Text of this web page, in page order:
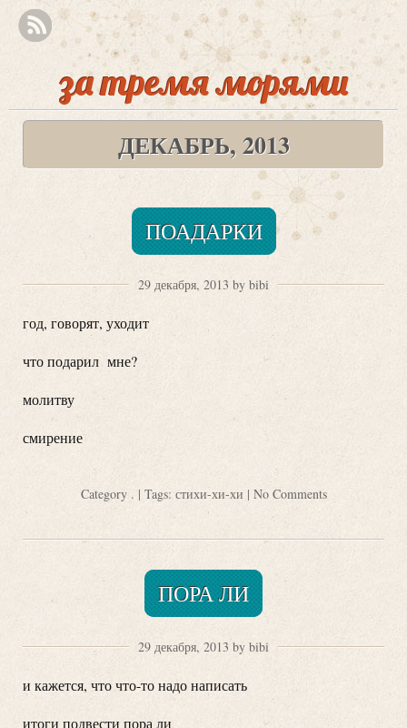
за тремя морями
ДЕКАБРЬ, 2013
ПОАДАРКИ
29 декабря, 2013 by bibi
год, говорят, уходит
что подарил мне?
молитву
смирение
Category . | Tags: стихи-хи-хи | No Comments
ПОРА ЛИ
29 декабря, 2013 by bibi
и кажется, что что-то надо написать
итоги подвести пора ли